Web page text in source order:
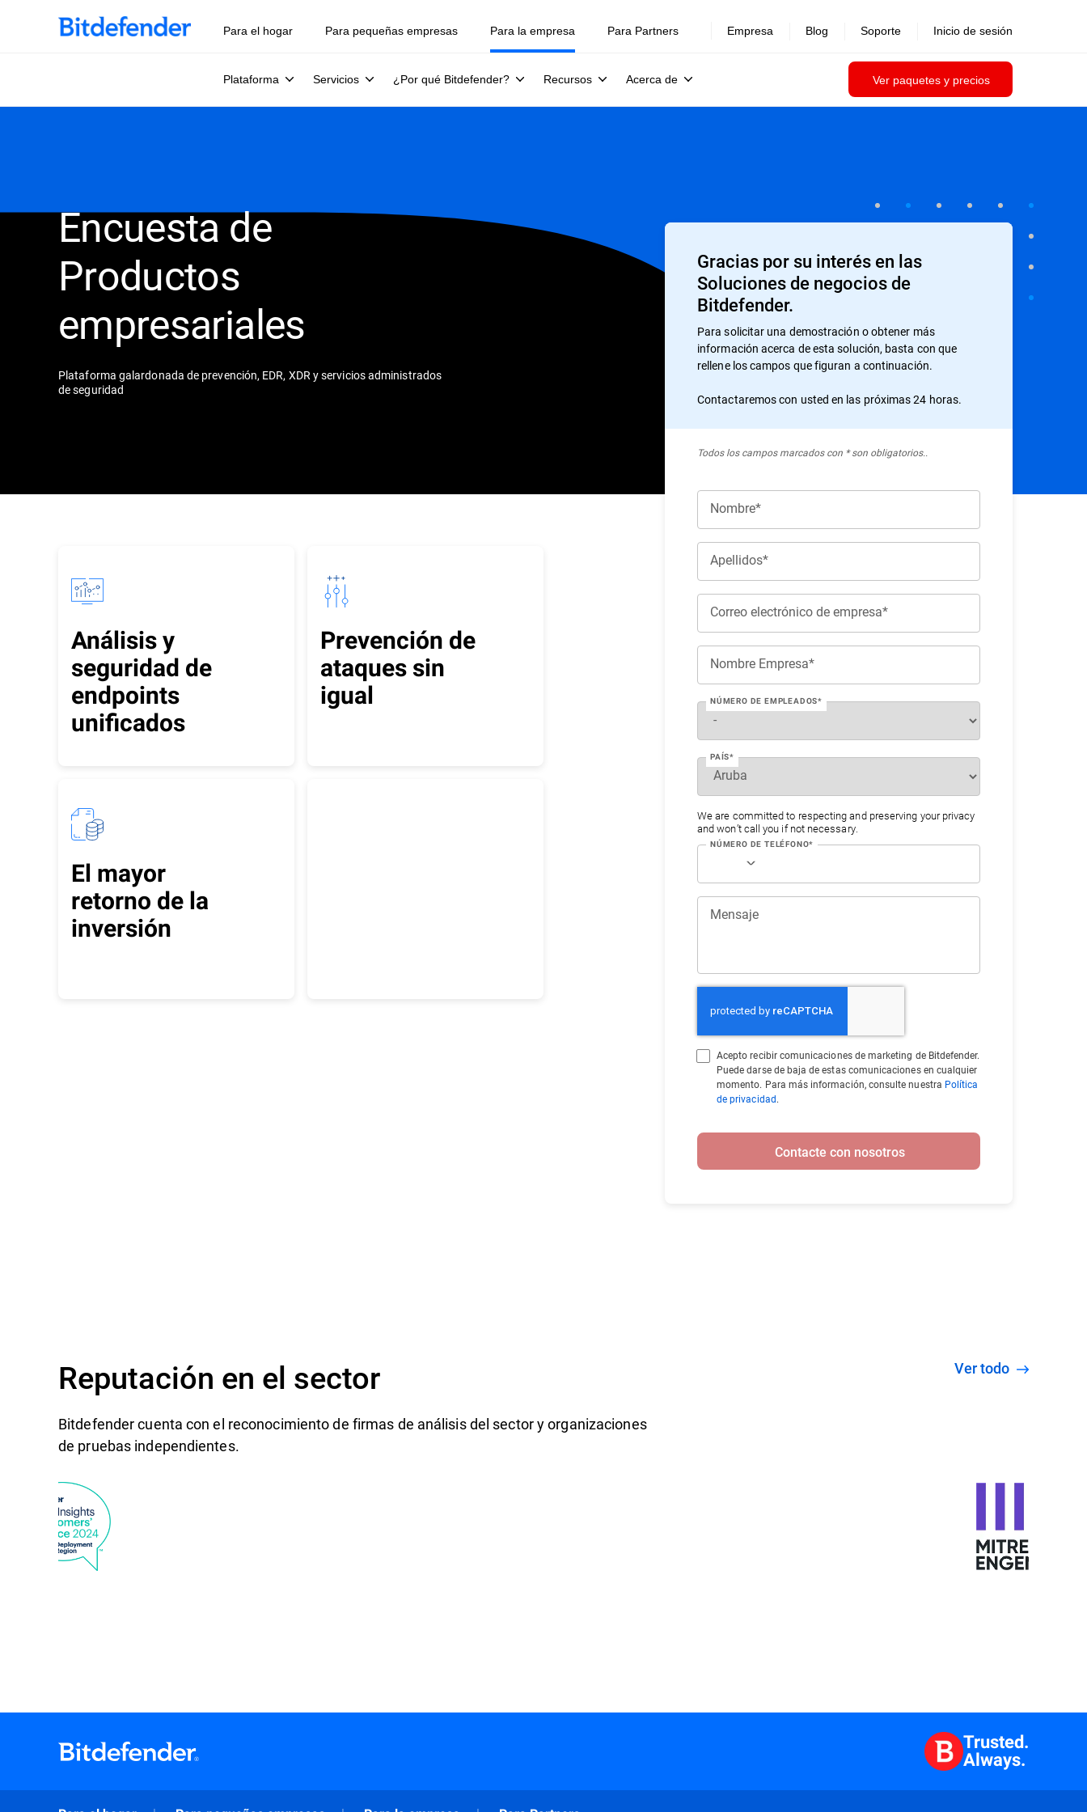
Para el hogar Para pequeñas empresas Para la empresa
Plataforma Servicios ¿Por qué Bitdefender? Recursos Acerca de Ver paquetes y precios
Para Partners Empresa Blog Soporte Inicio de sesión
Encuesta de
Productos
empresariales
Plataforma galardonada de prevención, EDR, XDR y servicios administrados
de seguridad
Análisis y
seguridad de
endpoints
unificados
Prevención de
ataques sin
igual
El mayor
retorno de la
inversión
Gracias por su interés en las
Soluciones de negocios de
Bitdefender.
Para solicitar una demostración o obtener más
información acerca de esta solución, basta con que
rellene los campos que figuran a continuación.
Contactaremos con usted en las próximas 24 horas.
Todos los campos marcados con * son obligatorios..
Nombre*
Apellidos*
Correo electrónico de empresa*
Nombre Empresa*
NÚMERO DE EMPLEADOS*
PAÍS*
We are committed to respecting and preserving your privacy
and won’t call you if not necessary.
NÚMERO DE TELÉFONO*
Mensaje
Acepto recibir comunicaciones de marketing de Bitdefender.
Puede darse de baja de estas comunicaciones en cualquier
momento. Para más información, consulte nuestra Política
de privacidad.
Contacte con nosotros
Reputación en el sector
Bitdefender cuenta con el reconocimiento de firmas de análisis del sector y organizaciones
de pruebas independientes.
Ver todo
Trusted.
Always.